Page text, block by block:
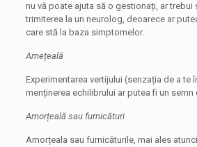
nu vă poate ajuta să o gestionați, ar trebui
trimiterea la un neurolog, deoarece ar
care stă la baza simptomelor.
Amețeală
Experimentarea vertijului (senzația de a te
menținerea echilibrului ar putea fi un semn
Amorțeală sau furnicături
Amorțeala sau furnicăturile, mai ales